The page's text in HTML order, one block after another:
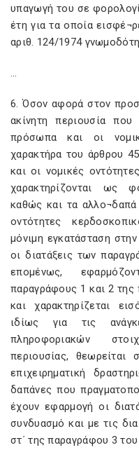
υπαγωγή του σε
έτη για τα οποία
αριθ. 124/1974
…
6. Όσον αφορά στον
ακίνητη περιουσία
πρόσωπα και οι
χαρακτήρα του άρθρου
και οι νομικές
χαρακτηρίζονται ως
καθώς και τα
οντότητες
μόνιμη εγκατάσταση
οι διατάξεις των
επομένως,
παραγράφους 1 και 2
και χαρακτηρίζεται
ιδίως για τις
πληροφοριακών
περιουσίας,
επιχειρηματική
δαπάνες που
έχουν εφαρμογή οι
συνδυασμό και με τις
στ΄ της παραγράφου 3